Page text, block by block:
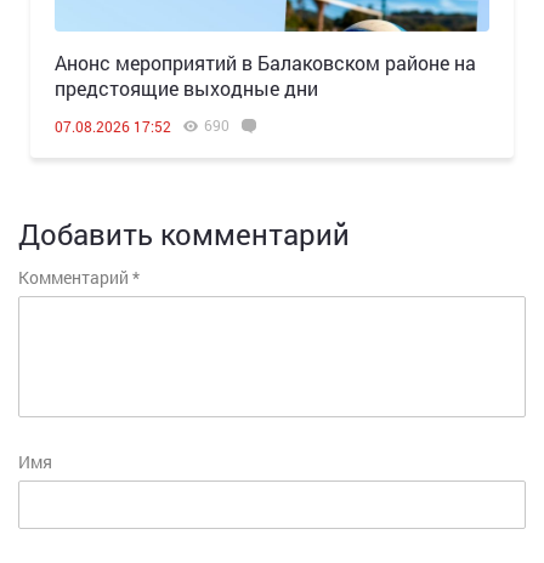
Анонс мероприятий в Балаковском районе на
предстоящие выходные дни
07.08.2026 17:52 690
Добавить комментарий
Комментарий *
Имя